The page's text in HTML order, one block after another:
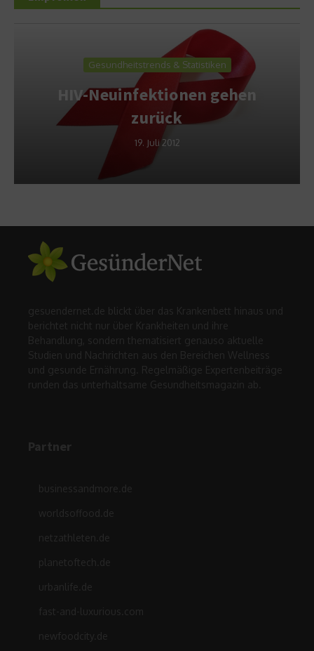
Gesundheitstrends & Statistiken
HIV-Neuinfektionen gehen
zurück
19. Juli 2012
gesuendernet.de blickt über das Krankenbett hinaus und
berichtet nicht nur über Krankheiten und ihre
Behandlung, sondern thematisiert genauso aktuelle
Studien und Nachrichten aus den Bereichen Wellness
und gesunde Ernährung. Regelmäßige Expertenbeiträge
runden das unterhaltsame Gesundheitsmagazin ab.
Partner
businessandmore.de
worldsoffood.de
netzathleten.de
planetoftech.de
urbanlife.de
fast-and-luxurious.com
newfoodcity.de